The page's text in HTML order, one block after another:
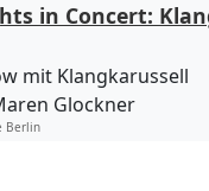
in Concert:
mit Klangkarussell
Glockner
Berlin